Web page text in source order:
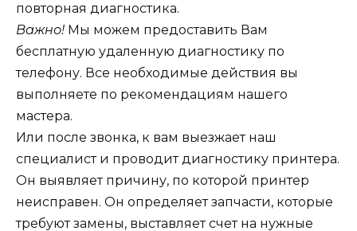
повторная диагностика.
Важно! Мы можем предоставить Вам
бесплатную удаленную диагностику по
телефону. Все необходимые действия вы
выполняете по рекомендациям нашего
мастера.
Или после звонка, к вам выезжает наш
специалист и проводит диагностику принтера.
Он выявляет причину, по которой принтер
неисправен. Он определяет запчасти, которые
требуют замены, выставляет счет на нужные